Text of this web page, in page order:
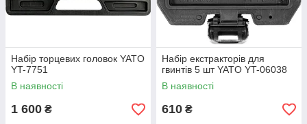
Набір торцевих головок YATO
YT-7751
В наявності
1 600 ₴
Набір екстракторів для
гвинтів 5 шт YATO YT-06038
В наявності
610 ₴